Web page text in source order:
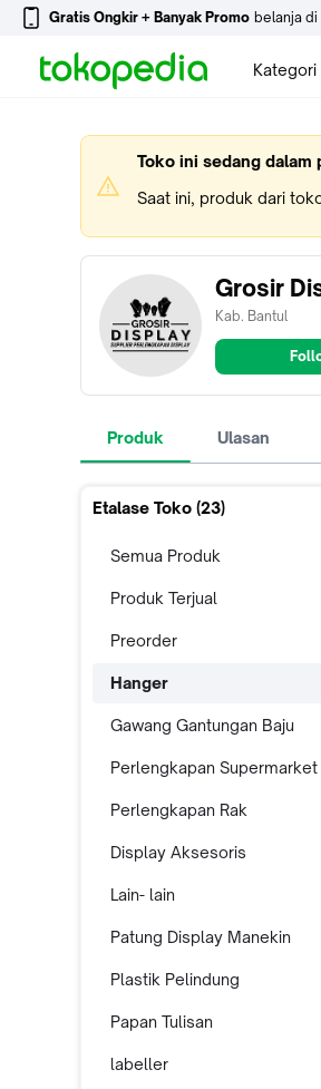
Gratis Ongkir + Banyak Promo belanja
Kategori
Toko ini sedang dalam
Saat ini, produk dari
Grosir
Kab. Bantul
Produk Ulasan
Etalase Toko (23)
Semua Produk
Produk Terjual
Preorder
Hanger
Gawang Gantungan Baju
Perlengkapan Supermarket
Perlengkapan Rak
Display Aksesoris
Lain- lain
Patung Display Manekin
Plastik Pelindung
Papan Tulisan
labeller